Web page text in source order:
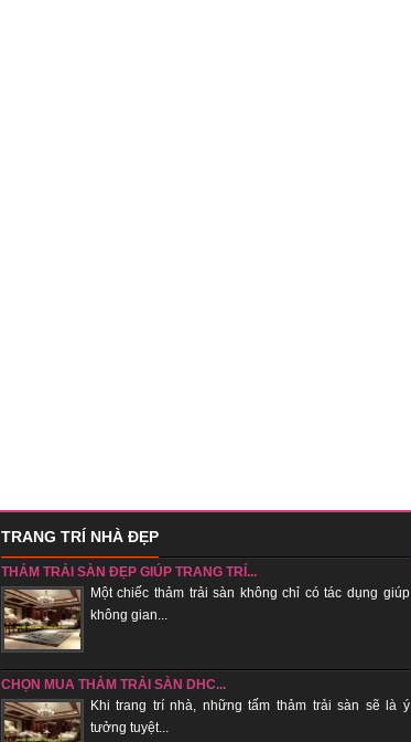
TRANG TRÍ NHÀ ĐẸP
THẢM TRẢI SÀN ĐẸP GIÚP TRANG TRÍ...
Một chiếc thảm trải sàn không chỉ có tác dụng giúp
không gian...
CHỌN MUA THẢM TRẢI SÀN DHC...
Khi trang trí nhà, những tấm thảm trải sàn sẽ là ý
tưởng tuyệt...